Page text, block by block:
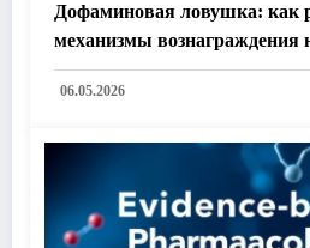
Дофаминовая ловушка: как
механизмы вознаграждения
Ирис Казино
06.05.2026